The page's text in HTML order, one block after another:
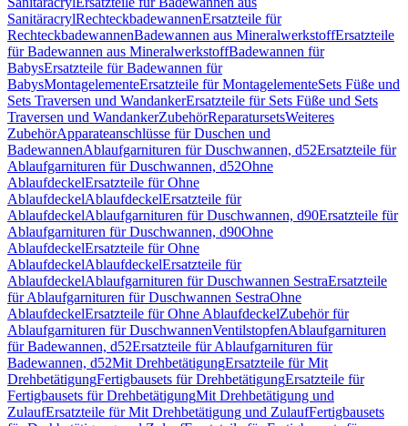
SanitäracrylRechteckbadewannenErsatzteile für
RechteckbadewannenBadewannen aus MineralwerkstoffErsatzteile
für Badewannen aus MineralwerkstoffBadewannen für
BabysErsatzteile für Badewannen für
BabysMontagelementeErsatzteile für MontagelementeSets Füße und
Sets Traversen und WandankerErsatzteile für Sets Füße und Sets
Traversen und WandankerZubehörReparatursetsWeiteres
ZubehörApparateanschlüsse für Duschen und
BadewannenAblaufgarnituren für Duschwannen, d52Ersatzteile für
Ablaufgarnituren für Duschwannen, d52Ohne
AblaufdeckelErsatzteile für Ohne
AblaufdeckelAblaufdeckelErsatzteile für
AblaufdeckelAblaufgarnituren für Duschwannen, d90Ersatzteile für
Ablaufgarnituren für Duschwannen, d90Ohne
AblaufdeckelErsatzteile für Ohne
AblaufdeckelAblaufdeckelErsatzteile für
AblaufdeckelAblaufgarnituren für Duschwannen SestraErsatzteile
für Ablaufgarnituren für Duschwannen SestraOhne
AblaufdeckelErsatzteile für Ohne AblaufdeckelZubehör für
Ablaufgarnituren für DuschwannenVentilstopfenAblaufgarnituren
für Badewannen, d52Ersatzteile für Ablaufgarnituren für
Badewannen, d52Mit DrehbetätigungErsatzteile für Mit
DrehbetätigungFertigbausets für DrehbetätigungErsatzteile für
Fertigbausets für DrehbetätigungMit Drehbetätigung und
ZulaufErsatzteile für Mit Drehbetätigung und ZulaufFertigbausets